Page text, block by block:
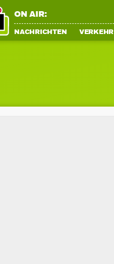
ON AIR:
NACHRICHTEN VERKEHR